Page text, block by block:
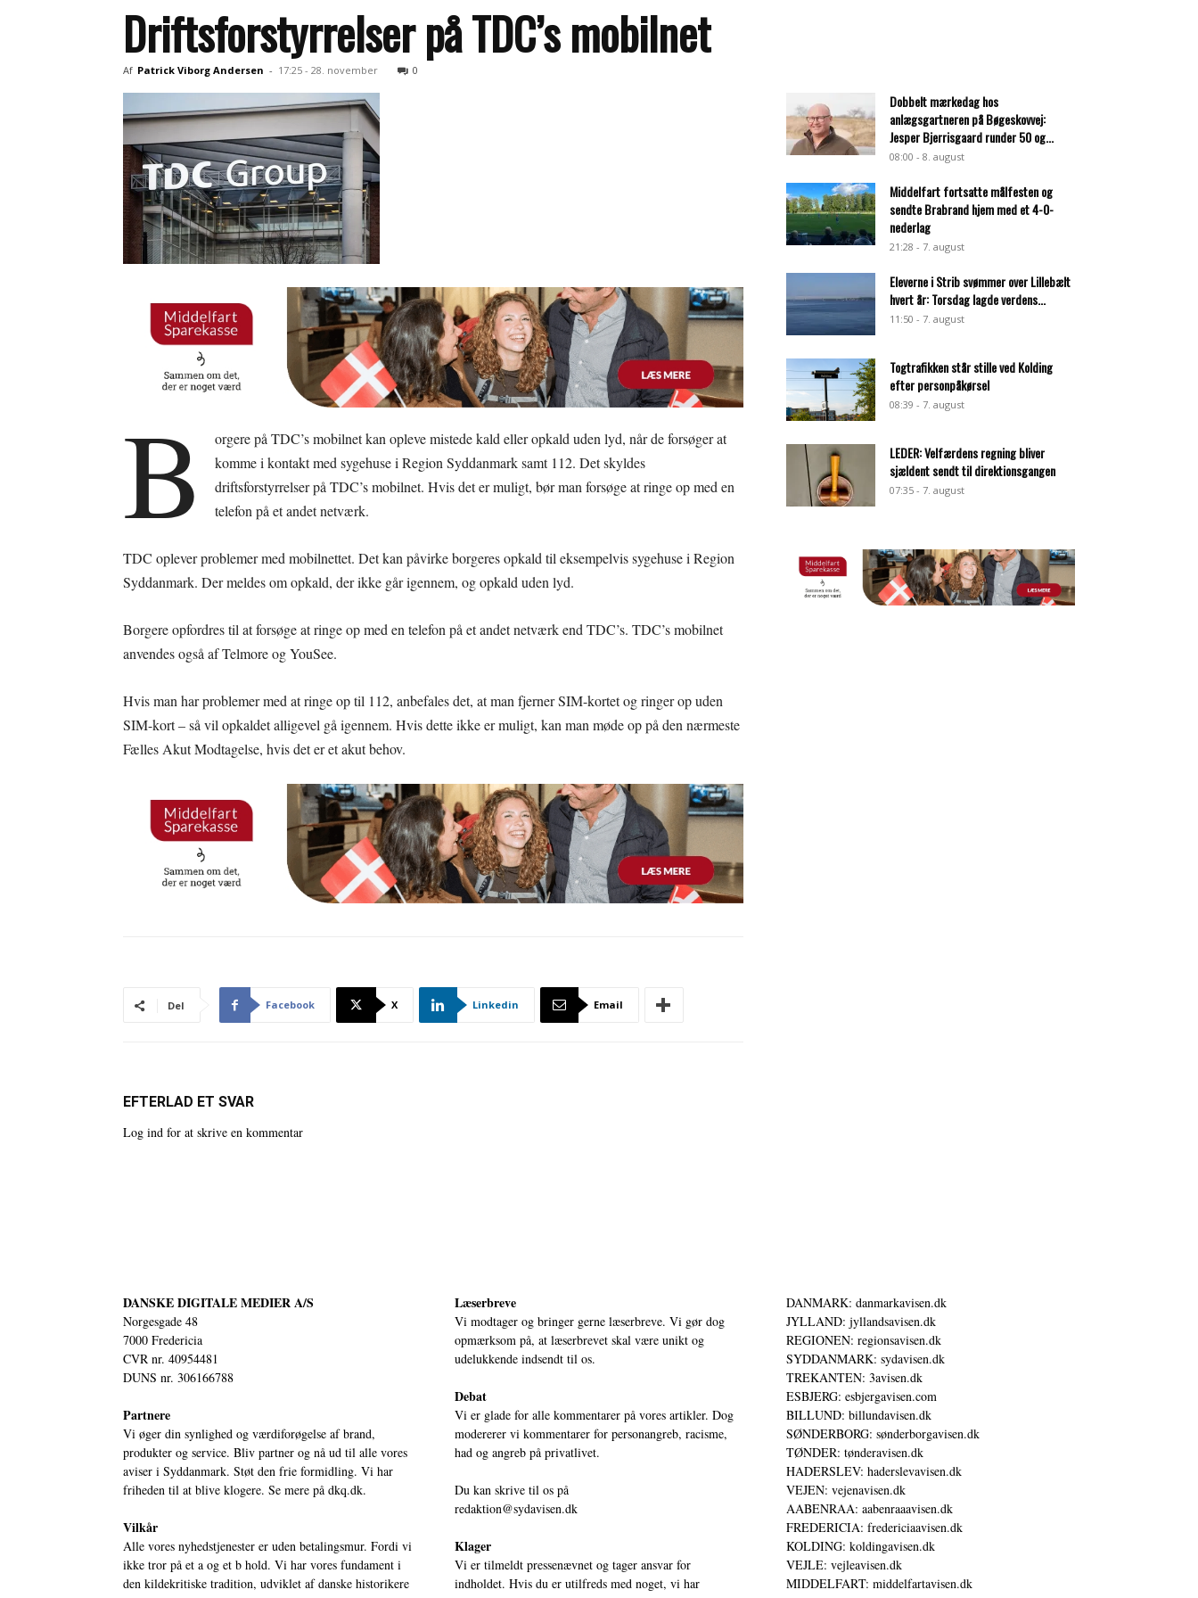
Driftsforstyrrelser på TDC’s mobilnet
Af Patrick Viborg Andersen - 17:25 - 28. november 0
B
orgere på TDC’s mobilnet kan opleve mistede kald eller opkald uden lyd, når de forsøger at
komme i kontakt med sygehuse i Region Syddanmark samt 112. Det skyldes
driftsforstyrrelser på TDC’s mobilnet. Hvis det er muligt, bør man forsøge at ringe op med en
telefon på et andet netværk.
TDC oplever problemer med mobilnettet. Det kan påvirke borgeres opkald til eksempelvis sygehuse i Region
Syddanmark. Der meldes om opkald, der ikke går igennem, og opkald uden lyd.
Borgere opfordres til at forsøge at ringe op med en telefon på et andet netværk end TDC’s. TDC’s mobilnet
anvendes også af Telmore og YouSee.
Hvis man har problemer med at ringe op til 112, anbefales det, at man fjerner SIM-kortet og ringer op uden
SIM-kort – så vil opkaldet alligevel gå igennem. Hvis dette ikke er muligt, kan man møde op på den nærmeste
Fælles Akut Modtagelse, hvis det er et akut behov.
Del Facebook X Linkedin Email
EFTERLAD ET SVAR
Log ind for at skrive en kommentar
Dobbelt mærkedag hos
anlægsgartneren på Bøgeskovvej:
Jesper Bjerrisgaard runder 50 og...
08:00 - 8. august
Middelfart fortsatte målfesten og
sendte Brabrand hjem med et 4-0-
nederlag
21:28 - 7. august
Eleverne i Strib svømmer over Lillebælt
hvert år: Torsdag lagde verdens...
11:50 - 7. august
Togtrafikken står stille ved Kolding
efter personpåkørsel
08:39 - 7. august
LEDER: Velfærdens regning bliver
sjældent sendt til direktionsgangen
07:35 - 7. august
DANSKE DIGITALE MEDIER A/S
Norgesgade 48
7000 Fredericia
CVR nr. 40954481
DUNS nr. 306166788
Partnere
Vi øger din synlighed og værdiforøgelse af brand,
produkter og service. Bliv partner og nå ud til alle vores
aviser i Syddanmark. Støt den frie formidling. Vi har
friheden til at blive klogere. Se mere på dkq.dk.
Vilkår
Alle vores nyhedstjenester er uden betalingsmur. Fordi vi
ikke tror på et a og et b hold. Vi har vores fundament i
den kildekritiske tradition, udviklet af danske historikere
Læserbreve
Vi modtager og bringer gerne læserbreve. Vi gør dog
opmærksom på, at læserbrevet skal være unikt og
udelukkende indsendt til os.
Debat
Vi er glade for alle kommentarer på vores artikler. Dog
modererer vi kommentarer for personangreb, racisme,
had og angreb på privatlivet.
Du kan skrive til os på
redaktion@sydavisen.dk
Klager
Vi er tilmeldt pressenævnet og tager ansvar for
indholdet. Hvis du er utilfreds med noget, vi har
DANMARK: danmarkavisen.dk
JYLLAND: jyllandsavisen.dk
REGIONEN: regionsavisen.dk
SYDDANMARK: sydavisen.dk
TREKANTEN: 3avisen.dk
ESBJERG: esbjergavisen.com
BILLUND: billundavisen.dk
SØNDERBORG: sønderborgavisen.dk
TØNDER: tønderavisen.dk
HADERSLEV: haderslevavisen.dk
VEJEN: vejenavisen.dk
AABENRAA: aabenraaavisen.dk
FREDERICIA: fredericiaavisen.dk
KOLDING: koldingavisen.dk
VEJLE: vejleavisen.dk
MIDDELFART: middelfartavisen.dk